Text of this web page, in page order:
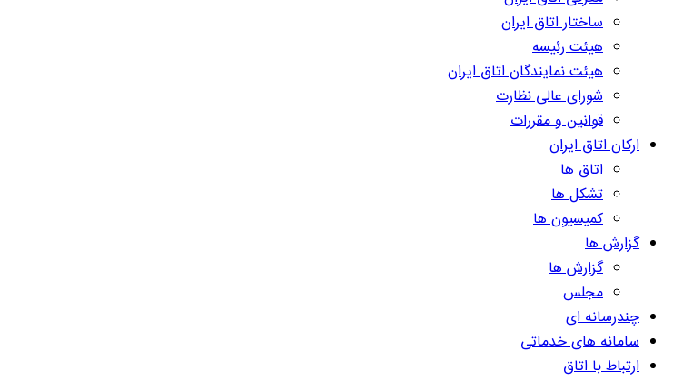
ساختار اتاق ایران
هیئت رئیسه
هیئت نمایندگان اتاق ایران
شورای عالی نظارت
قوانین و مقررات
ارکان اتاق ایران
اتاق ها
تشکل ها
کمیسیون ها
گزارش ها
گزارش ها
مجلس
چندرسانه ای
سامانه های خدماتی
ارتباط با اتاق